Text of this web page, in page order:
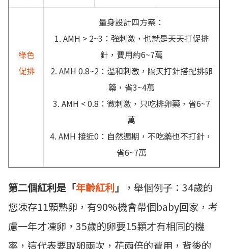
綠色
促排
量身設計四方案：
1. AMH > 2~3：強刺激，也就是天天打促排
針，費用約6~7萬
2. AMH 0.8~2：溫和刺激，隔天打針搭配排卵
藥，省3~4萬
3. AMH < 0.8：微刺激，只吃排卵藥，省6~7
萬
4. AMH 接近0：自然週期，不吃藥也不打針，
省6~7萬
第二個紅利是「年齡紅利」
，舉個例子：34歲的
您凍存11顆熟卵，有90%機會帶個baby回家，考
慮一年才凍卵，35歲的卵要15顆才有相同的機
率，這代表要取卵兩次，花兩倍的費用，背後的